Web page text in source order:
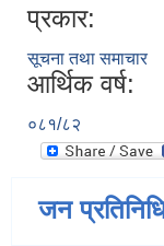
प्रकार:
सूचना तथा समाचार
आर्थिक वर्ष:
०८१/८२
जन